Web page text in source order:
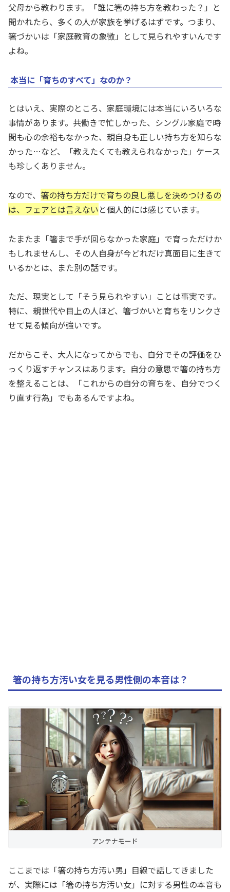
父母から教わります。「誰に箸の持ち方を教わった？」と
聞かれたら、多くの人が家族を挙げるはずです。つまり、
箸づかいは「家庭教育の象徴」として見られやすいんです
よね。
本当に「育ちのすべて」なのか？
とはいえ、実際のところ、家庭環境には本当にいろいろな
事情があります。共働きで忙しかった、シングル家庭で時
間も心の余裕もなかった、親自身も正しい持ち方を知らな
かった…など、「教えたくても教えられなかった」ケース
も珍しくありません。
なので、 箸の持ち方だけで育ちの良し悪しを決めつけるの
は、フェアとは言えないと個人的には感じています。
たまたま「箸まで手が回らなかった家庭」で育っただけか
もしれませんし、その人自身が今どれだけ真面目に生きて
いるかとは、また別の話です。
ただ、現実として「そう見られやすい」ことは事実です。
特に、親世代や目上の人ほど、箸づかいと育ちをリンクさ
せて見る傾向が強いです。
だからこそ、大人になってからでも、自分でその評価をひ
っくり返すチャンスはあります。自分の意思で箸の持ち方
を整えることは、「これからの自分の育ちを、自分でつく
り直す行為」でもあるんですよね。
箸の持ち方汚い女を見る男性側の本音は？
アンテナモード
ここまでは「箸の持ち方汚い男」目線で話してきました
が、実際には「箸の持ち方汚い女」に対する男性の本音も